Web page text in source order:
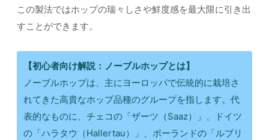
この製法ではホップの瑞々しさや鮮度感を最大限に引き出
すことができます。
【初心者向け解説：ノーブルホップとは】
ノーブルホップは、主にヨーロッパで伝統的に栽培さ
れてきた高貴なホップ品種のグループを指します。代
表的なものに、チェコの「ザーツ（Saaz）」、ドイツ
の「ハラタウ（Hallertau）」、ポーランドの「ルブリ